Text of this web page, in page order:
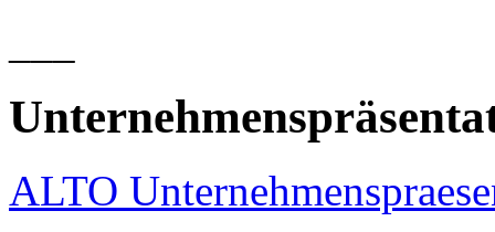
ALTO